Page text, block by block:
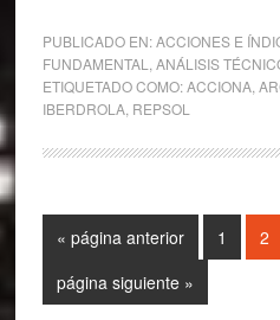
PUBLICADO EN:ACCIONES E
FUNDAMENTAL
ANÁLISIS
ETIQUETADO COMO:ACCIONA,
IBERDROLA, REPSOL
« Ir
la
página anterior Página
1 2
Ir
a
página siguiente »